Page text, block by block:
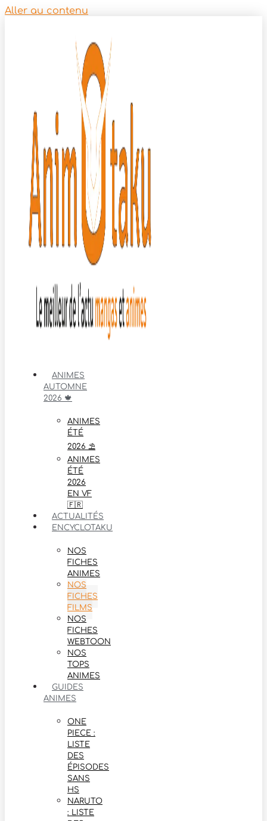
Aller au contenu
ANIMES
AUTOMNE
2026 🍁
ANIMES
ÉTÉ
2026 ⛱️
ANIMES
ÉTÉ
2026
EN VF
🇫🇷
ACTUALITÉS
ENCYCLOTAKU
NOS
FICHES
ANIMES
NOS
FICHES
FILMS
NOS
FICHES
WEBTOON
NOS
TOPS
ANIMES
GUIDES
ANIMES
ONE
PIECE :
LISTE
DES
ÉPISODES
SANS
HS
NARUTO
: LISTE